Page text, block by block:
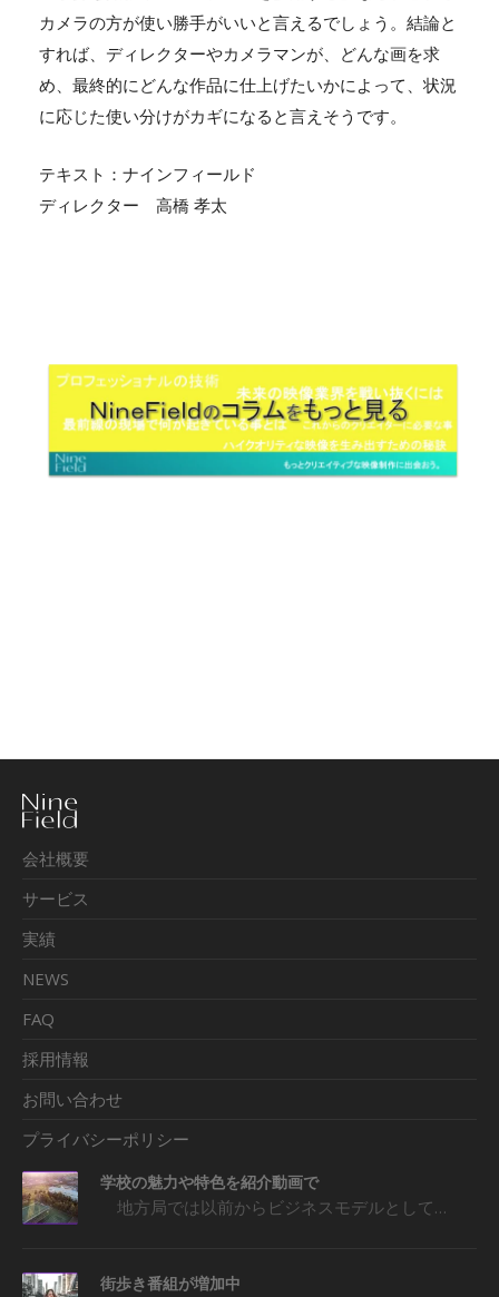
カメラの方が使い勝手がいいと言えるでしょう。結論と
すれば、ディレクターやカメラマンが、どんな画を求
め、最終的にどんな作品に仕上げたいかによって、状況
に応じた使い分けがカギになると言えそうです。
テキスト：ナインフィールド
ディレクター 高橋 孝太
会社概要
サービス
実績
NEWS
FAQ
採用情報
お問い合わせ
プライバシーポリシー
学校の魅力や特色を紹介動画で
地方局では以前からビジネスモデルとして…
街歩き番組が増加中